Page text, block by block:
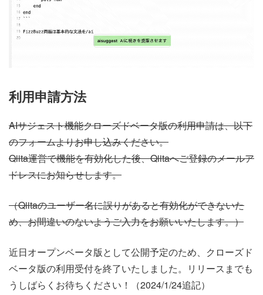
利用申請方法
AIサジェスト機能クローズドベータ版の利用申請は、以下
のフォームよりお申し込みください。
Qiita運営で機能を有効化した後、Qiitaへご登録のメールア
ドレスにお知らせします。
（Qiitaのユーザー名に誤りがあると有効化ができないた
め、お間違いのないようご入力をお願いいたします。）
近日オープンベータ版として公開予定のため、クローズド
ベータ版の利用受付を終了いたしました。リリースまでも
うしばらくお待ちください！（2024/1/24追記）